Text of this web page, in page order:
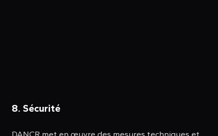
8. Sécurité
DANCR met en œuvre des mesures techniques et